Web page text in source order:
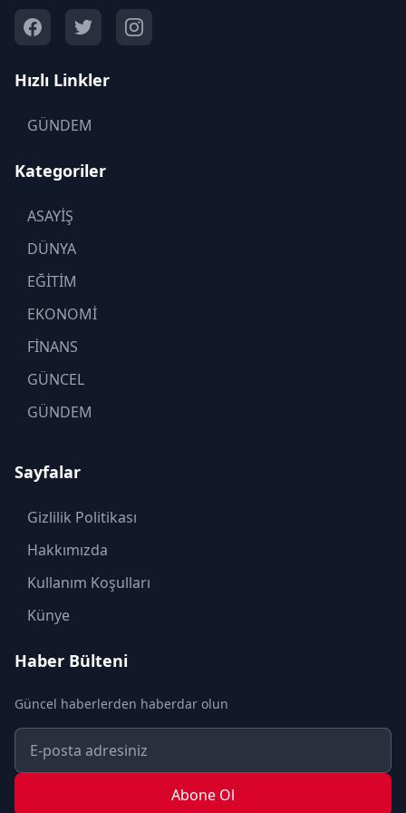
Hızlı Linkler
GÜNDEM
Kategoriler
ASAYİŞ
DÜNYA
EĞİTİM
EKONOMİ
FİNANS
GÜNCEL
GÜNDEM
KÜLTÜR SANAT
MAGAZİN
MODA
OTOMOBİL
POLİTİKA
SON DAKİKA
SPOR
TURİZM
Sayfalar
Gizlilik Politikası
Hakkımızda
Kullanım Koşulları
Künye
Haber Bülteni
Güncel haberlerden haberdar olun
Abone Ol